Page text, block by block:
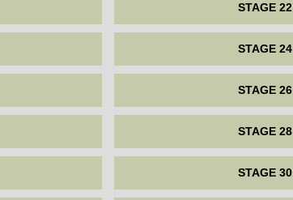
STAGE 22
STAGE 24
STAGE 26
STAGE 28
STAGE 30